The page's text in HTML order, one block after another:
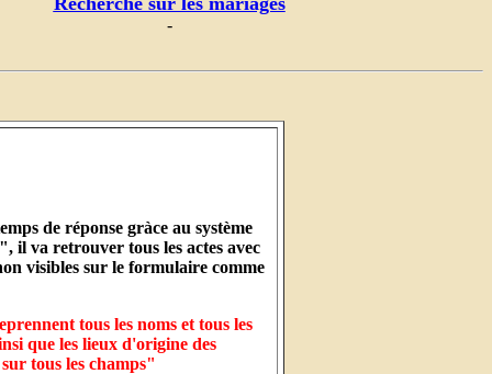
-
de réponse gràce au système
il va retrouver tous les actes avec
visibles sur le formulaire comme
tous les noms et tous les
que les lieux d'origine des
tous les champs"